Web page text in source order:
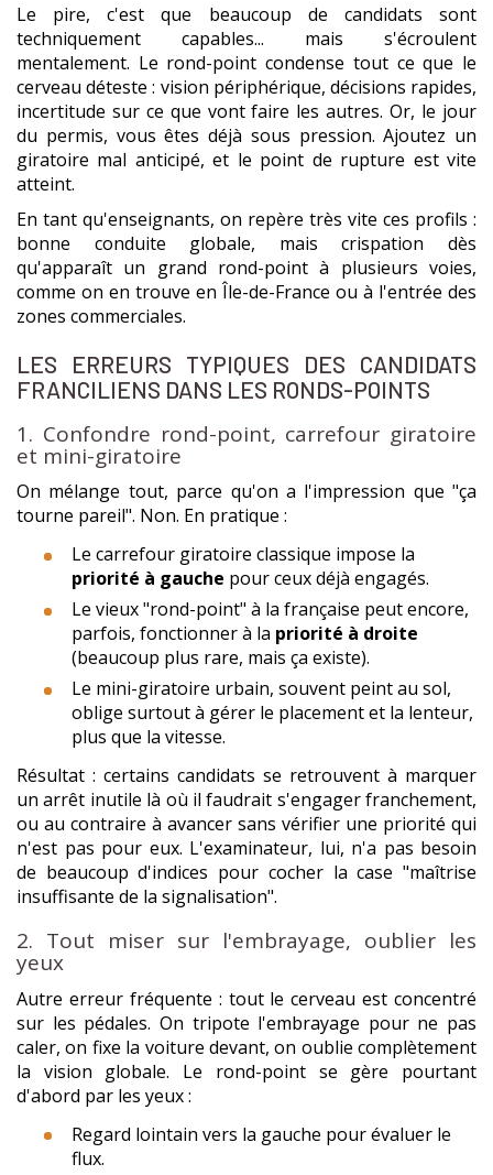
Le pire, c'est que beaucoup de candidats sont
techniquement capables... mais s'écroulent
mentalement. Le rond-point condense tout ce que le
cerveau déteste : vision périphérique, décisions rapides,
incertitude sur ce que vont faire les autres. Or, le jour
du permis, vous êtes déjà sous pression. Ajoutez un
giratoire mal anticipé, et le point de rupture est vite
atteint.
En tant qu'enseignants, on repère très vite ces profils :
bonne conduite globale, mais crispation dès
qu'apparaît un grand rond-point à plusieurs voies,
comme on en trouve en Île-de-France ou à l'entrée des
zones commerciales.
LES ERREURS TYPIQUES DES CANDIDATS
FRANCILIENS DANS LES RONDS-POINTS
1. Confondre rond-point, carrefour giratoire
et mini-giratoire
On mélange tout, parce qu'on a l'impression que "ça
tourne pareil". Non. En pratique :
Le carrefour giratoire classique impose la
priorité à gauche pour ceux déjà engagés.
Le vieux "rond-point" à la française peut encore,
parfois, fonctionner à la priorité à droite
(beaucoup plus rare, mais ça existe).
Le mini-giratoire urbain, souvent peint au sol,
oblige surtout à gérer le placement et la lenteur,
plus que la vitesse.
Résultat : certains candidats se retrouvent à marquer
un arrêt inutile là où il faudrait s'engager franchement,
ou au contraire à avancer sans vérifier une priorité qui
n'est pas pour eux. L'examinateur, lui, n'a pas besoin
de beaucoup d'indices pour cocher la case "maîtrise
insuffisante de la signalisation".
2. Tout miser sur l'embrayage, oublier les
yeux
Autre erreur fréquente : tout le cerveau est concentré
sur les pédales. On tripote l'embrayage pour ne pas
caler, on fixe la voiture devant, on oublie complètement
la vision globale. Le rond-point se gère pourtant
d'abord par les yeux :
Regard lointain vers la gauche pour évaluer le
flux.